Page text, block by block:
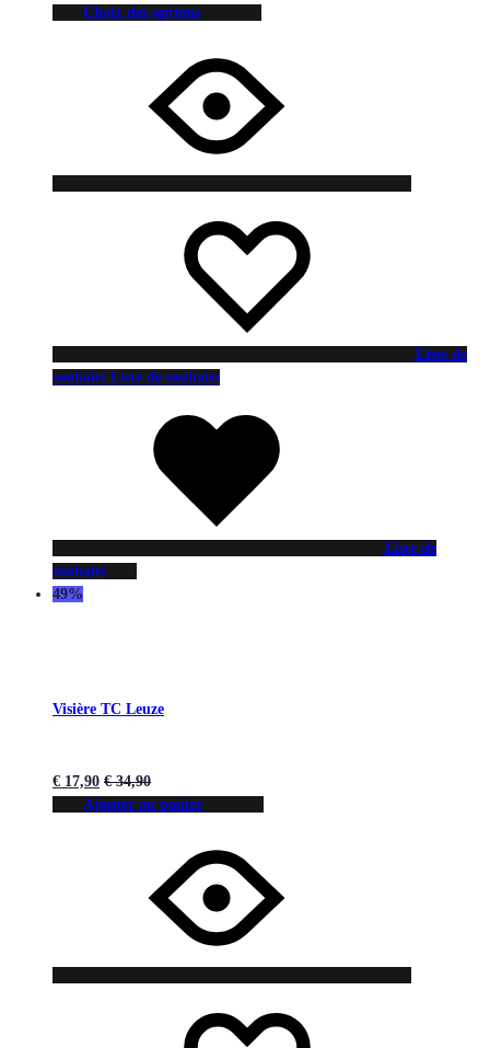
Choix des options
Liste de
souhaits Liste de souhaits
Liste de
souhaits
49%
Visière TC Leuze
€ 17,90 €34,90
Ajouter au panier